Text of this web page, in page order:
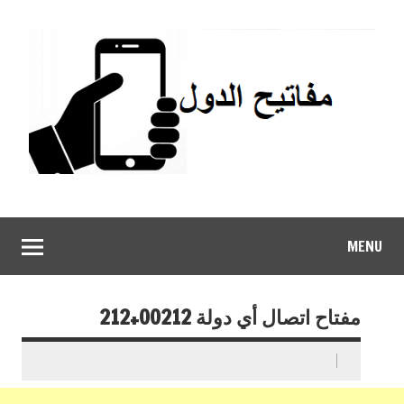
MENU
مفتاح اتصال أي دولة 00212+212